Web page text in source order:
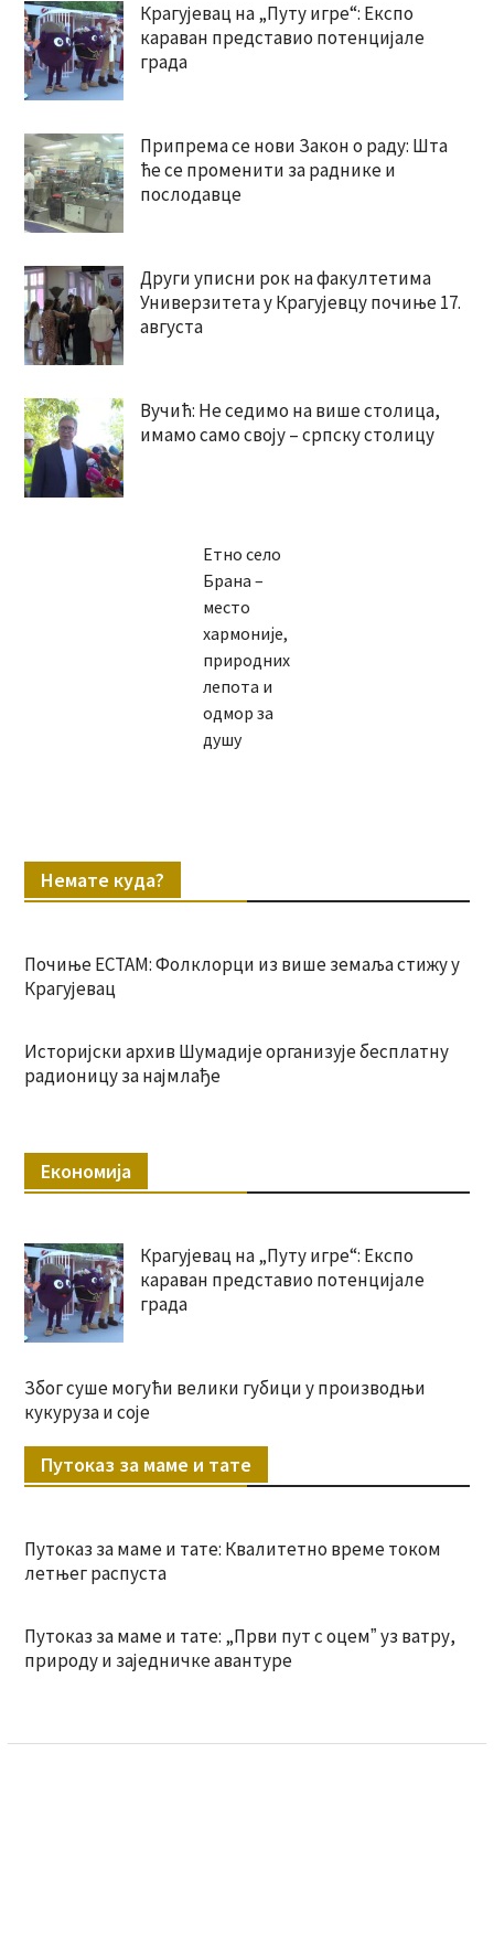
Крагујевац на „Путу игре“: Експо
караван представио потенцијале
града
Припрема се нови Закон о раду: Шта
ће се променити за раднике и
послодавце
Други уписни рок на факултетима
Универзитета у Крагујевцу почиње 17.
августа
Вучић: Не седимо на више столица,
имамо само своју – српску столицу
Етно село
Брана –
место
хармоније,
природних
лепота и
одмор за
душу
Немате куда?
Почиње ЕСТАМ: Фолклорци из више земаља стижу у
Крагујевац
Историјски архив Шумадије организује бесплатну
радионицу за најмлађе
Економија
Крагујевац на „Путу игре“: Експо
караван представио потенцијале
града
Због суше могући велики губици у производњи
кукуруза и соје
Путоказ за маме и тате
Путоказ за маме и тате: Квалитетно време током
летњег распуста
Путоказ за маме и тате: „Први пут с оцемˮ уз ватру,
природу и заједничке авантуре